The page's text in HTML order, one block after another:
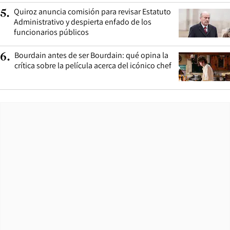
5. Quiroz anuncia comisión para revisar Estatuto
Administrativo y despierta enfado de los
funcionarios públicos
6. Bourdain antes de ser Bourdain: qué opina la
crítica sobre la película acerca del icónico chef